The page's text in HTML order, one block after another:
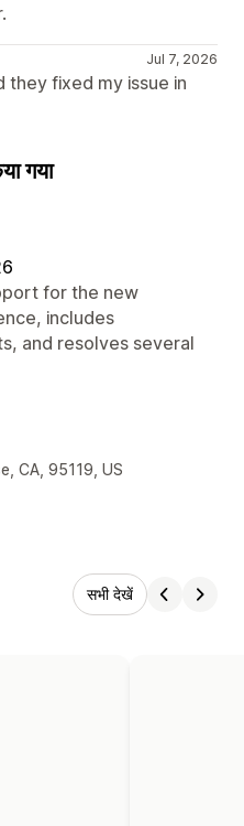
Jul 7, 2026
they fixed my issue in
गया
for the new
includes
and resolves several
CA, 95119, US
सभी देखें